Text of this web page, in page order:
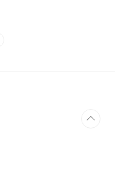
막대한 경제적·정신적 부
상승하는 추세입니다. 이러